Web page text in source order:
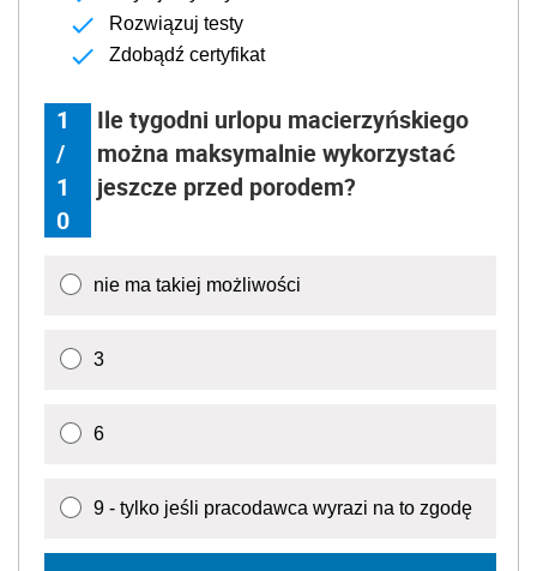
Rozwiązuj testy
Zdobądź certyfikat
1
/
1
0
Ile tygodni urlopu macierzyńskiego
można maksymalnie wykorzystać
jeszcze przed porodem?
nie ma takiej możliwości
3
6
9 - tylko jeśli pracodawca wyrazi na to zgodę